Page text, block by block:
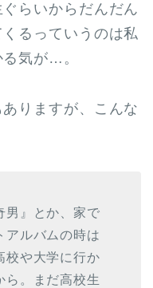
らいからだんだん
るっていうのは私
気が…。
りますが、こんな
男』とか、家で
アルバムの時は
校や大学に行か
ら。まだ高校生